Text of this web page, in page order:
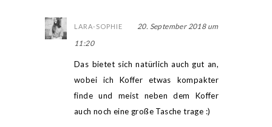
LARA-SOPHIE
20. September 2018 um
11:20
Das bietet sich natürlich auch gut an,
wobei ich Koffer etwas kompakter
finde und meist neben dem Koffer
auch noch eine große Tasche trage :)